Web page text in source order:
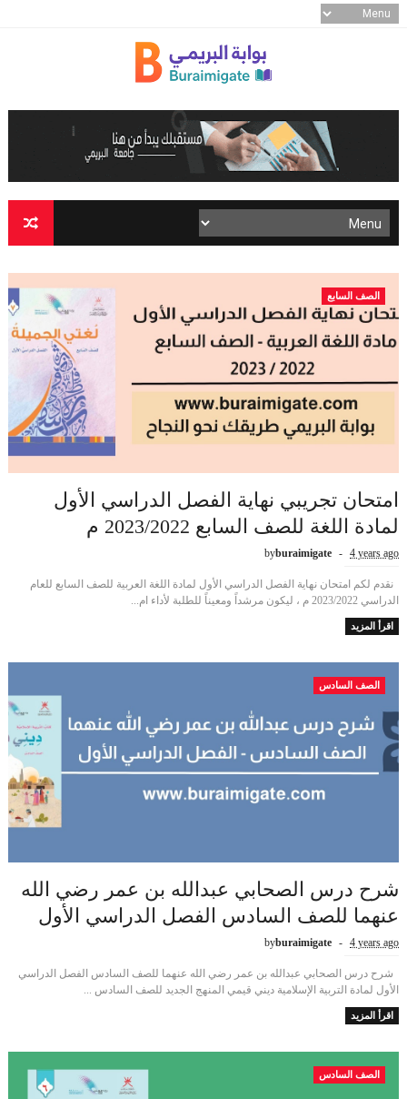
الصف السابع
امتحان تجريبي نهاية الفصل الدراسي الأول
لمادة اللغة للصف السابع 2023/2022 م
byburaimigate 4 years ago
نقدم لكم امتحان نهاية الفصل الدراسي الأول لمادة اللغة العربية للصف السابع للعام
الدراسي 2023/2022 م ، ليكون مرشداً ومعيناً للطلبة لأداء ام...
اقرأ المزيد
الصف السادس
شرح درس الصحابي عبدالله بن عمر رضي الله
عنهما للصف السادس الفصل الدراسي الأول
byburaimigate 4 years ago
شرح درس الصحابي عبدالله بن عمر رضي الله عنهما للصف السادس الفصل الدراسي
الأول لمادة التربية الإسلامية ديني قيمي المنهج الجديد للصف السادس ...
اقرأ المزيد
الصف السادس